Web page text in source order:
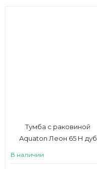
Тумба с раковиной
Aquaton Леон 65 Н дуб
В наличии